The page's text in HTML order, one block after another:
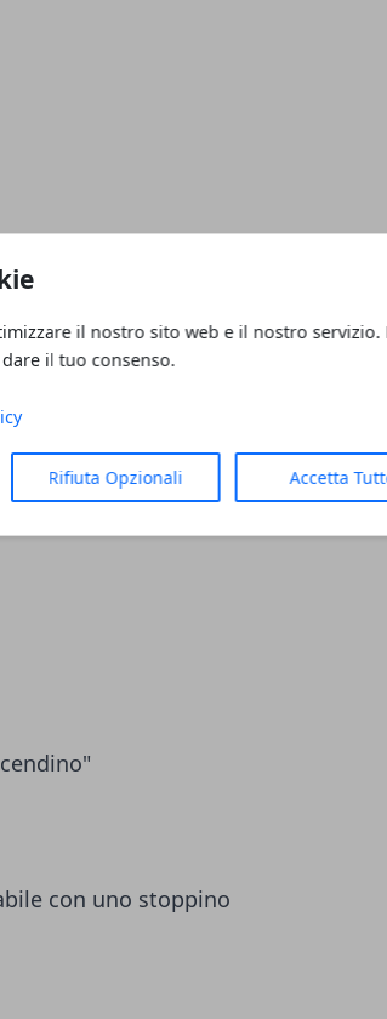
il nostro sito web e il nostro servizio.
il tuo consenso.
Rifiuta Opzionali Accetta
con uno stoppino